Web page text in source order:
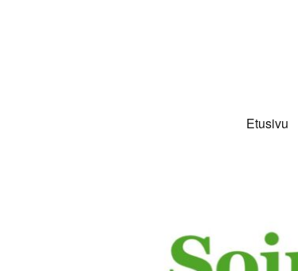
Etusivu